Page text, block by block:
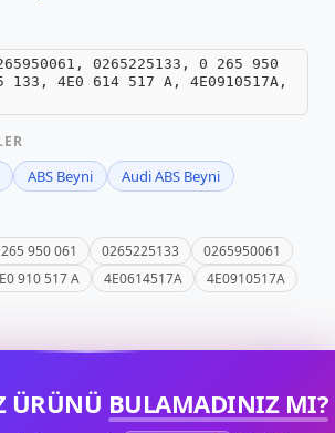
0265225133, 0 265 950
133, 4E0 614 517 A, 4E0910517A,
ABS Beyni Audi ABS Beyni
950 061 0265225133
0265950061
910 517 A 4E0614517A 4E0910517A
ÜRÜNÜ BULAMADINIZ MI?